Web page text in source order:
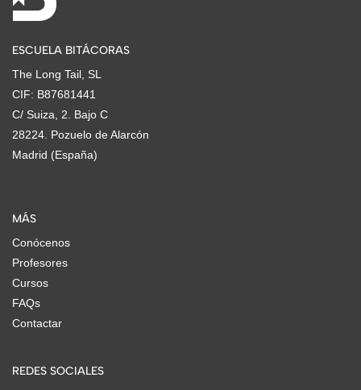
ESCUELA BITÁCORAS
The Long Tail, SL
CIF: B87681441
C/ Suiza, 2. Bajo C
28224. Pozuelo de Alarcón
Madrid (España)
MÁS
Conócenos
Profesores
Cursos
FAQs
Contactar
REDES SOCIALES